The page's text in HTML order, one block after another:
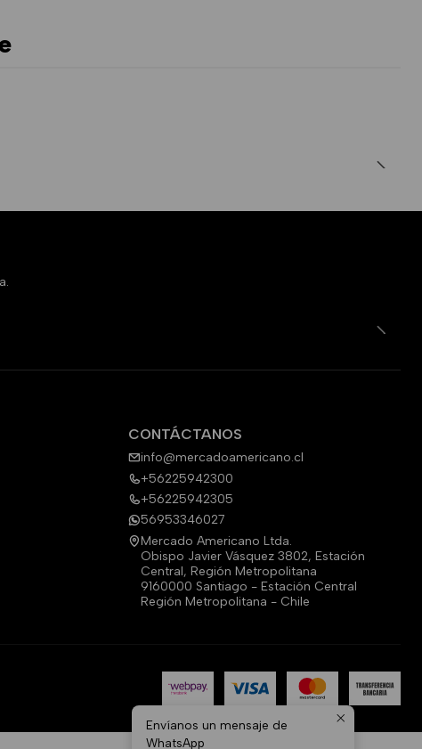
CONTÁCTANOS
info@mercadoamericano.cl
+56225942300
+56225942305
56953346027
Mercado Americano Ltda.
Obispo Javier Vásquez 3802, Estación
Central, Región Metropolitana
9160000 Santiago - Estación Central
Región Metropolitana - Chile
Envíanos un mensaje de
WhatsApp